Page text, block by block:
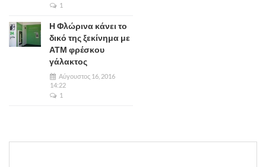
1
Η Φλώρινα κάνει το
δικό της ξεκίνημα με
ΑΤΜ φρέσκου
γάλακτος
Αύγουστος 16, 2016
14:22
1